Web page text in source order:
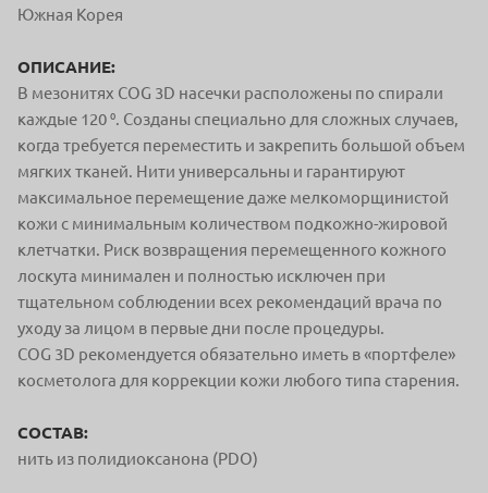
Южная Корея
ОПИСАНИЕ:
В мезонитях COG 3D насечки расположены по спирали
каждые 120 ⁰. Созданы специально для сложных случаев,
когда требуется переместить и закрепить большой объем
мягких тканей. Нити универсальны и гарантируют
максимальное перемещение даже мелкоморщинистой
кожи с минимальным количеством подкожно-жировой
клетчатки. Риск возвращения перемещенного кожного
лоскута минимален и полностью исключен при
тщательном соблюдении всех рекомендаций врача по
уходу за лицом в первые дни после процедуры.
COG 3D рекомендуется обязательно иметь в «портфеле»
косметолога для коррекции кожи любого типа старения.
СОСТАВ:
нить из полидиоксанона (PDO)